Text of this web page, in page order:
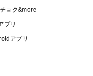
ョク&more
プリ
アプリ